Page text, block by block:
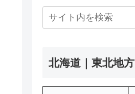
北海道｜東北地方